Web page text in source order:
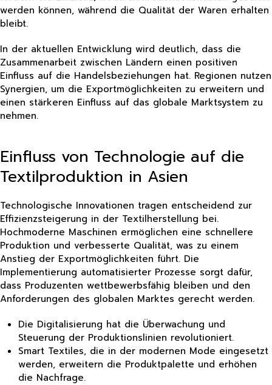
werden können, während die Qualität der Waren erhalten
bleibt.
In der aktuellen Entwicklung wird deutlich, dass die
Zusammenarbeit zwischen Ländern einen positiven
Einfluss auf die Handelsbeziehungen hat. Regionen nutzen
Synergien, um die Exportmöglichkeiten zu erweitern und
einen stärkeren Einfluss auf das globale Marktsystem zu
nehmen.
Einfluss von Technologie auf die
Textilproduktion in Asien
Technologische Innovationen tragen entscheidend zur
Effizienzsteigerung in der Textilherstellung bei.
Hochmoderne Maschinen ermöglichen eine schnellere
Produktion und verbesserte Qualität, was zu einem
Anstieg der Exportmöglichkeiten führt. Die
Implementierung automatisierter Prozesse sorgt dafür,
dass Produzenten wettbewerbsfähig bleiben und den
Anforderungen des globalen Marktes gerecht werden.
Die Digitalisierung hat die Überwachung und
Steuerung der Produktionslinien revolutioniert.
Smart Textiles, die in der modernen Mode eingesetzt
werden, erweitern die Produktpalette und erhöhen
die Nachfrage.